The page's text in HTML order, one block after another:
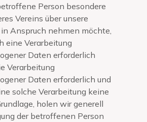
Person besondere
Vereins über unsere
Anspruch nehmen möchte,
eine Verarbeitung
Daten erforderlich
Verarbeitung
Daten erforderlich und
solche Verarbeitung keine
holen wir generell
der betroffenen Person